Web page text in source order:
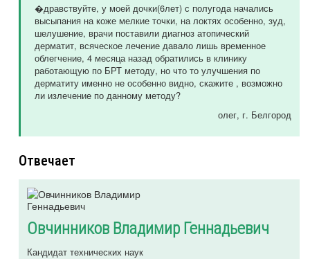
�дравствуйте, у моей дочки(6лет) с полугода начались
высыпания на коже мелкие точки, на локтях особенно, зуд,
шелушение, врачи поставили диагноз атопический
дерматит, всяческое лечение давало лишь временное
облегчение, 4 месяца назад обратились в клинику
работающую по БРТ методу, но что то улучшения по
дерматиту именно не особенно видно, скажите , возможно
ли излечение по данному методу?
олег, г. Белгород
Отвечает
Овчинников Владимир Геннадьевич
Кандидат технических наук